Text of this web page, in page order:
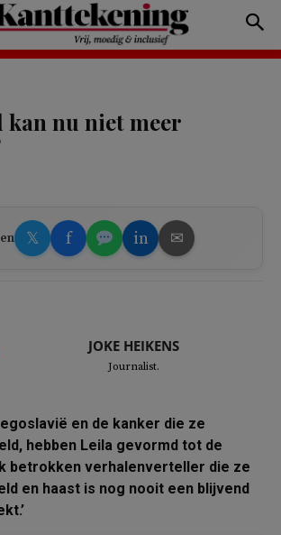
kan nu niet meer
𝕏 f in ✉
JOKE HEIKENS
Journalist.
en de kanker die ze
hebben Leila gevormd tot de
betrokken verhalenverteller die ze
en haast is nog nooit een blijvend